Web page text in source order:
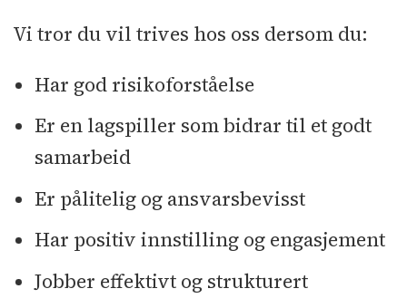
Vi tror du vil trives hos oss dersom du:
Har god risikoforståelse
Er en lagspiller som bidrar til et godt
samarbeid
Er pålitelig og ansvarsbevisst
Har positiv innstilling og engasjement
Jobber effektivt og strukturert